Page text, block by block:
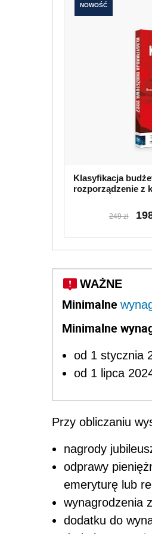
NOWOŚĆ
Klasyfikacja
rozporządzenie z
249 zł
WAŻNE
Minimalne
Minimalne
od 1 stycznia
od 1 lipca
Przy obliczaniu
nagrody
odprawy
emeryturę lub
wynagrodzenia
dodatku do